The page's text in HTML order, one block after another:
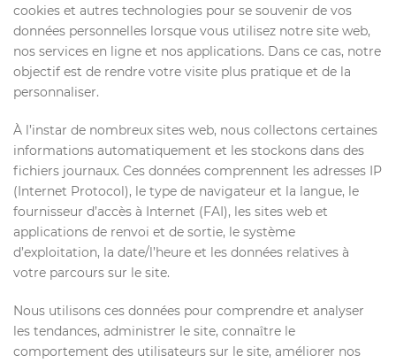
cookies et autres technologies pour se souvenir de vos
données personnelles lorsque vous utilisez notre site web,
nos services en ligne et nos applications. Dans ce cas, notre
objectif est de rendre votre visite plus pratique et de la
personnaliser.
À l’instar de nombreux sites web, nous collectons certaines
informations automatiquement et les stockons dans des
fichiers journaux. Ces données comprennent les adresses IP
(Internet Protocol), le type de navigateur et la langue, le
fournisseur d’accès à Internet (FAI), les sites web et
applications de renvoi et de sortie, le système
d’exploitation, la date/l’heure et les données relatives à
votre parcours sur le site.
Nous utilisons ces données pour comprendre et analyser
les tendances, administrer le site, connaître le
comportement des utilisateurs sur le site, améliorer nos